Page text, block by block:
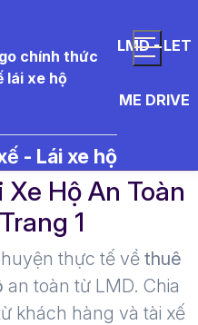
LMD - LET
ME DRIVE
- Lái xe hộ
Hộ An Toàn
1​
thực tế về thuê
an toàn từ LMD. Chia
khách hàng và tài xế